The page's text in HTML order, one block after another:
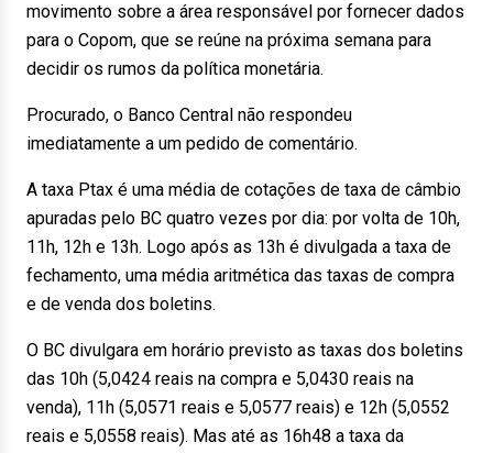
movimento sobre a área responsável por fornecer dados
para o Copom, que se reúne na próxima semana para
decidir os rumos da política monetária.
Procurado, o Banco Central não respondeu
imediatamente a um pedido de comentário.
A taxa Ptax é uma média de cotações de taxa de câmbio
apuradas pelo BC quatro vezes por dia: por volta de 10h,
11h, 12h e 13h. Logo após as 13h é divulgada a taxa de
fechamento, uma média aritmética das taxas de compra
e de venda dos boletins.
O BC divulgara em horário previsto as taxas dos boletins
das 10h (5,0424 reais na compra e 5,0430 reais na
venda), 11h (5,0571 reais e 5,0577 reais) e 12h (5,0552
reais e 5,0558 reais). Mas até as 16h48 a taxa da